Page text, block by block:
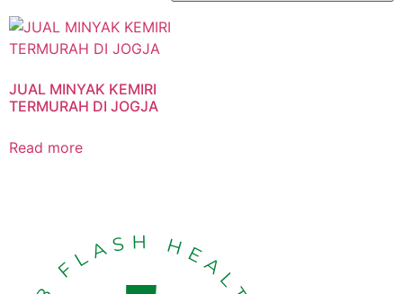
JUAL MINYAK KEMIRI
TERMURAH DI JOGJA
Read more